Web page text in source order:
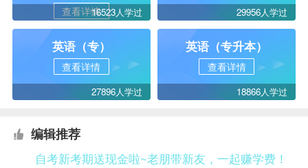
查看详情16523人学过 29956人学过
英语（专）
查看详情
27896人学过
英语（专升本）
查看详情
18866人学过
编辑推荐
自考新考期送现金啦~老朋带新友，一起赚学费！